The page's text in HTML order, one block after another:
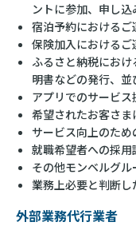
ントに参加、申し
宿泊予約における
保険加入における
ふるさと納税にお
明書などの発行、
アプリでのサービス
希望されたお客さ
サービス向上のた
就職希望者への採
その他モンベルグ
業務上必要と判断
外部業務代行業者